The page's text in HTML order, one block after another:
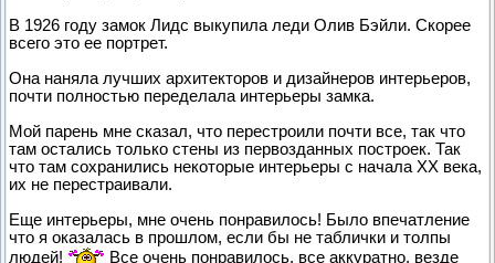
В 1926 году замок Лидс выкупила леди Олив Бэйли. Скорее
всего это ее портрет.
Она наняла лучших архитекторов и дизайнеров интерьеров,
почти полностью переделала интерьеры замка.
Мой парень мне сказал, что перестроили почти все, так что
там остались только стены из первозданных построек. Так
что там сохранились некоторые интерьеры с начала XX века,
их не перестраивали.
Еще интерьеры, мне очень понравилось! Было впечатление
что я оказалась в прошлом, если бы не таблички и толпы
людей!
Все очень понравилось, все аккуратно, везде